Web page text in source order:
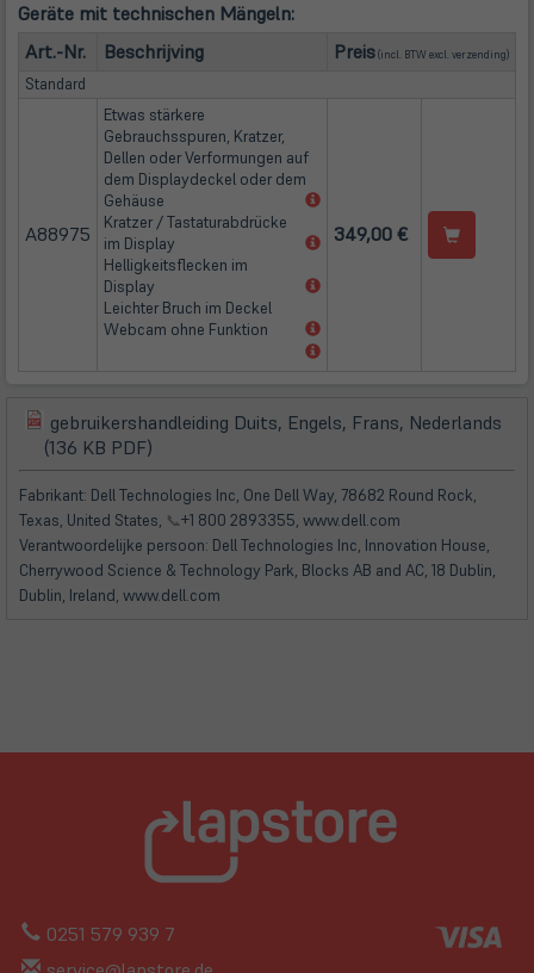
Geräte mit technischen Mängeln:
Art.-Nr.
Beschrijving Preis(incl. BTW excl. verzending)
Standard
A88975
Etwas stärkere
Gebrauchsspuren, Kratzer,
Dellen oder Verformungen auf
dem Displaydeckel oder dem
Gehäuse
(öffnet
neuem
Kratzer / Tastaturabdrücke
im Display
(öffnet
neuem
Helligkeitsflecken im
Display
(öffnet
neuem
Tab)
Leichter Bruch im Deckel
(öffnet
in
Webcam ohne Funktion
(öffnet
Tab)
349,00 €
(öffnet
in
neuem
Tab)
gebruikershandleiding Duits, Engels, Frans, Nederlands
(136 KB PDF)
in
neuem
Tab)
Fabrikant: Dell Technologies Inc, One Dell Way, 78682 Round Rock,
Texas, United States, 📞+1 800 2893355, www.dell.com
Verantwoordelijke persoon: Dell Technologies Inc, Innovation House,
Cherrywood Science & Technology Park, Blocks AB and AC, 18 Dublin,
Dublin, Ireland, www.dell.com
0251 579 939 7